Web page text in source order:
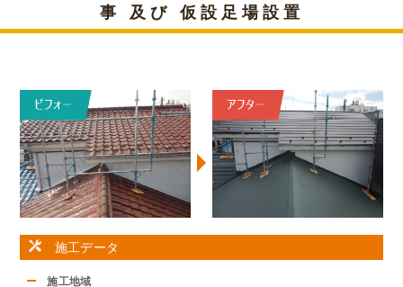
事 及び 仮設足場設置
施工データ
施工地域